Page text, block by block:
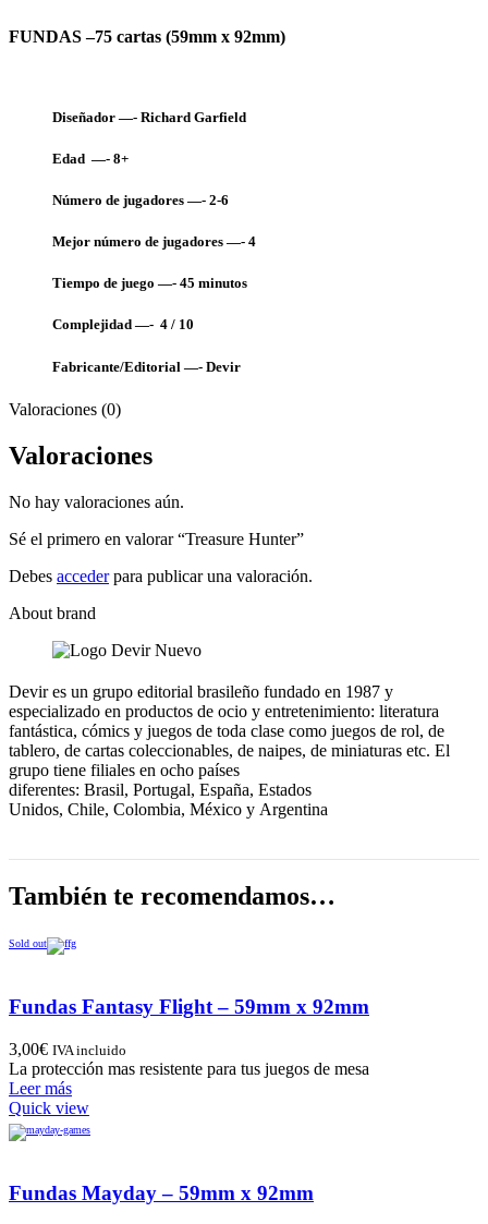
FUNDAS –75 cartas (59mm x 92mm)
Diseñador —- Richard Garfield
Edad —- 8+
Número de jugadores —- 2-6
Mejor número de jugadores —- 4
Tiempo de juego —- 45 minutos
Complejidad —- 4 / 10
Fabricante/Editorial —- Devir
Valoraciones (0)
Valoraciones
No hay valoraciones aún.
Sé el primero en valorar “Treasure Hunter”
Debes accederpara publicar una valoración.
About brand
Devir es un grupo editorial brasileño fundado en 1987 y
especializado en productos de ocio y entretenimiento: literatura
fantástica, cómics y juegos de toda clase como juegos de rol, de
tablero, de cartas coleccionables, de naipes, de miniaturas etc. El
grupo tiene filiales en ocho países
diferentes: Brasil, Portugal, España, Estados
Unidos, Chile, Colombia, México y Argentina
También te recomendamos…
Sold out
Fundas Fantasy Flight – 59mm x 92mm
3,00€ IVA incluido
La protección mas resistente para tus juegos de mesa
Leer más
Quick view
Fundas Mayday – 59mm x 92mm